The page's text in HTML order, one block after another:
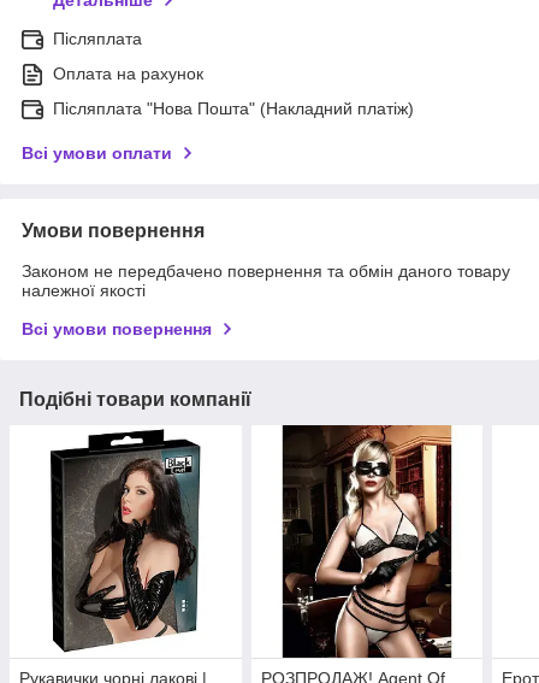
Післяплата
Оплата на рахунок
Післяплата "Нова Пошта" (Накладний платіж)
Всі умови оплати
Умови повернення
Законом не передбачено повернення та обмін даного товару
належної якості
Всі умови повернення
Подібні товари компанії
Рукавички чорні лакові | РОЗПРОДАЖ! Agent Of